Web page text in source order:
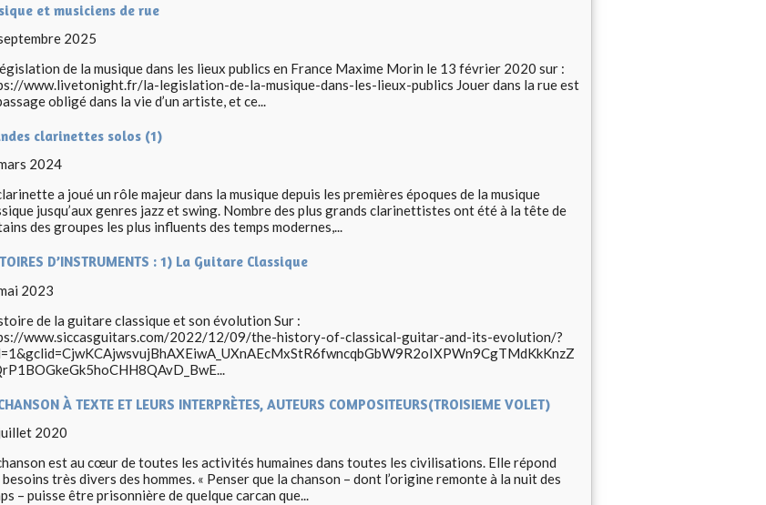
et musiciens de rue
2025
de la musique dans les lieux publics en France Maxime Morin le 13 février 2020 sur :
www.livetonight.fr/la-legislation-de-la-musique-dans-les-lieux-publics Jouer dans la rue est
obligé dans la vie d’un artiste, et ce...
clarinettes solos (1)
2024
a joué un rôle majeur dans la musique depuis les premières époques de la musique
jusqu’aux genres jazz et swing. Nombre des plus grands clarinettistes ont été à la tête de
des groupes les plus influents des temps modernes,...
D’INSTRUMENTS : 1) La Guitare Classique
2023
de la guitare classique et son évolution Sur :
www.siccasguitars.com/2022/12/09/the-history-of-classical-guitar-and-its-evolution/?
À TEXTE ET LEURS INTERPRÈTES, AUTEURS COMPOSITEURS(TROISIEME VOLET)
2020
est au cœur de toutes les activités humaines dans toutes les civilisations. Elle répond
très divers des hommes. « Penser que la chanson – dont l’origine remonte à la nuit des
– puisse être prisonnière de quelque carcan que...